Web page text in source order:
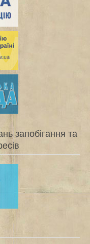
запобігання та